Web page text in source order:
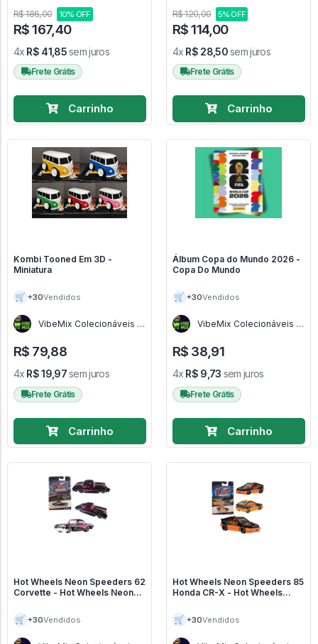
R$ 186,00
10% OFF
R$ 167,40
4x R$ 41,85sem juros
Frete Grátis
Carrinho
R$ 120,00
5% OFF
R$ 114,00
4x R$ 28,50sem juros
Frete Grátis
Carrinho
Kombi Tooned Em 3D -
Miniatura
🛒 +30Vendidos
VibeMix Colecionáveis -
R$ 79,88
4x R$ 19,97sem juros
Frete Grátis
Carrinho
Álbum Copa do Mundo 2026 -
Copa Do Mundo
🛒 +30Vendidos
VibeMix Colecionáveis -
R$ 38,91
4x R$ 9,73 sem juros
Frete Grátis
Carrinho
Hot Wheels Neon Speeders 62
Corvette - Hot Wheels Neon
🛒 +30Vendidos
Hot Wheels Neon Speeders 85
Honda CR-X - Hot Wheels
🛒 +30Vendidos